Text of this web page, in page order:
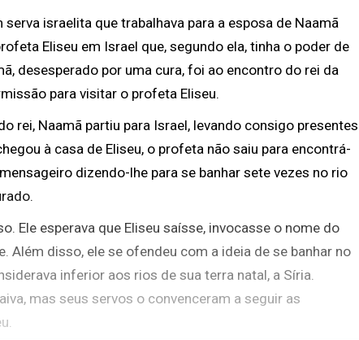
serva israelita que trabalhava para a esposa de Naamã
Eliseu em Israel que, segundo ela, tinha o poder de
desesperado por uma cura, foi ao encontro do rei da
para visitar o profeta Eliseu.
rei, Naamã partiu para Israel, levando consigo presentes
à casa de Eliseu, o profeta não saiu para encontrá-
dizendo-lhe para se banhar sete vezes no rio
Ele esperava que Eliseu saísse, invocasse o nome do
Além disso, ele se ofendeu com a ideia de se banhar no
inferior aos rios de sua terra natal, a Síria.
mas seus servos o convenceram a seguir as